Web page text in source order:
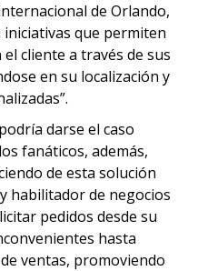
de Orlando,
que permiten
cliente a través de sus
en su localización y
darse el caso
fanáticos, además,
de esta solución
habilitador de negocios
pedidos desde su
hasta
ventas, promoviendo